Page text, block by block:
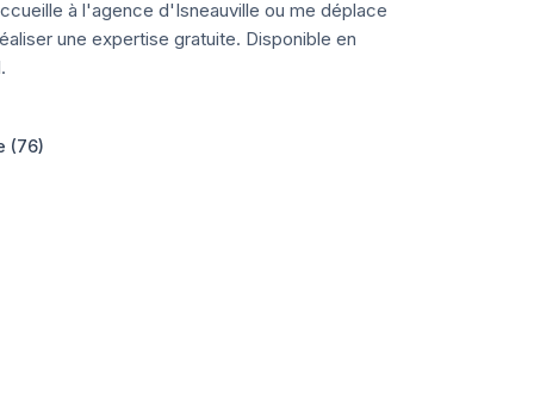
à l'agence d'Isneauville ou me déplace
une expertise gratuite. Disponible en
(76)